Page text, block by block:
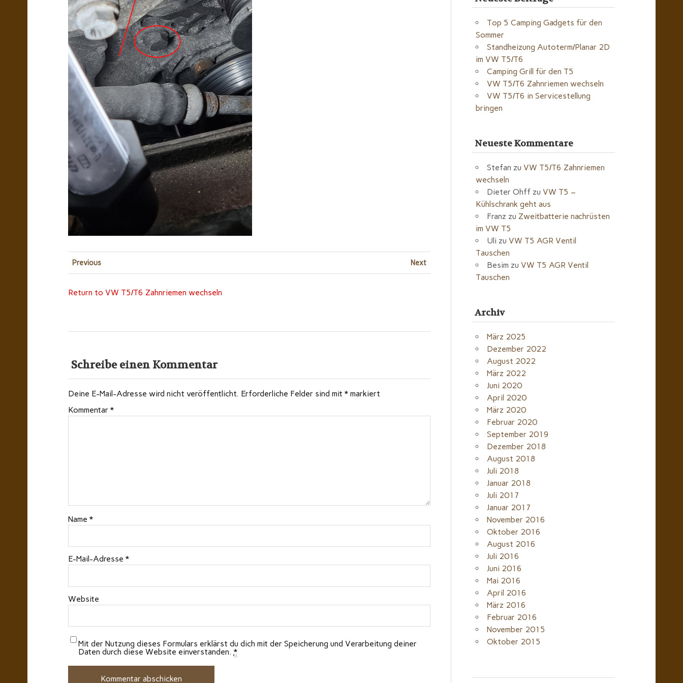
Previous Next
Return to VW T5/T6 Zahnriemen wechseln
Schreibe einen Kommentar
Deine E-Mail-Adresse wird nicht veröffentlicht. Erforderliche Felder sind mit *markiert
Kommentar *
Name *
E-Mail-Adresse *
Website
Mit der Nutzung dieses Formulars erklärst du dich mit der Speicherung und Verarbeitung deiner
Daten durch diese Website einverstanden. *
Top 5 Camping Gadgets für den
Sommer
Standheizung Autoterm/Planar 2D
im VW T5/T6
Camping Grill für den T5
VW T5/T6 Zahnriemen wechseln
VW T5/T6 in Servicestellung
bringen
Neueste Kommentare
Stefan zuVW T5/T6 Zahnriemen
wechseln
Dieter Ohff zuVW T5 –
Kühlschrank geht aus
Franz zu Zweitbatterie nachrüsten
im VW T5
Uli zuVW T5 AGR Ventil
Tauschen
Besim zuVW T5 AGR Ventil
Tauschen
Archiv
März 2025
Dezember 2022
August 2022
März 2022
Juni 2020
April 2020
März 2020
Februar 2020
September 2019
Dezember 2018
August 2018
Juli 2018
Januar 2018
Juli 2017
Januar 2017
November 2016
Oktober 2016
August 2016
Juli 2016
Juni 2016
Mai 2016
April 2016
März 2016
Februar 2016
November 2015
Oktober 2015